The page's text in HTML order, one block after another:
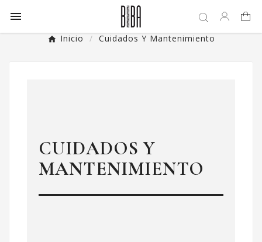

Inicio Cuidados Y Mantenimiento
CUIDADOS Y
MANTENIMIENTO